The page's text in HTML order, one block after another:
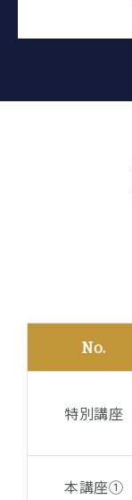
No.
特別講座
本講座①